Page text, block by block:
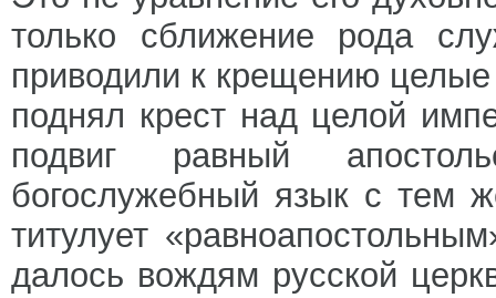
только сближение рода
приводили к крещению
поднял крест над целой
подвиг равный
богослужебный язык с тем
титулует
далось вождям русской